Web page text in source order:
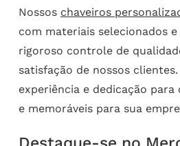
Nossos chaveiros
com materiais selecionados
rigoroso controle de
satisfação de nossos
experiência e dedicação
e memoráveis para sua